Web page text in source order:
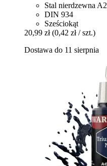
Stal nierdzewna A2
DIN 934
Sześciokąt
20,99 zł (0,42 zł / szt.)
Dostawa do 11 sierpnia